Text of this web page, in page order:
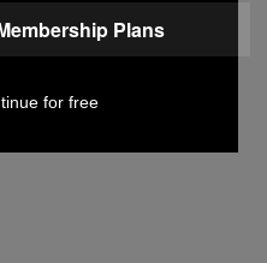
Stories
Plans
for free